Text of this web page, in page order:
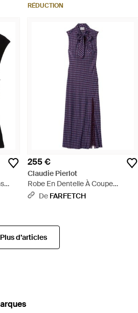
RÉDUCTION
255 €
Claudie Pierlot
Robe En Dentelle À Coupe
Longue - Violet
De FARFETCH
Plus d’articles